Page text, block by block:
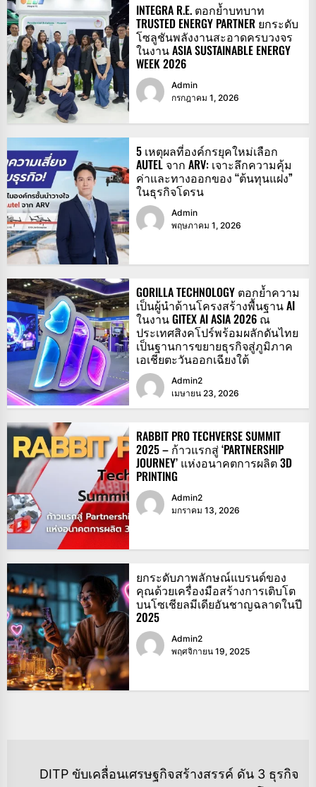
INTEGRA R.E. ตอกย้ำบทบาท
TRUSTED ENERGY PARTNER ยกระดับ
โซลูชันพลังงานสะอาดครบวงจร
ในงาน ASIA SUSTAINABLE ENERGY
WEEK 2026
Admin
กรกฎาคม 1, 2026
5 เหตุผลที่องค์กรยุคใหม่เลือก
AUTEL จาก ARV: เจาะลึกความคุ้ม
ค่าและทางออกของ “ต้นทุนแฝง”
ในธุรกิจโดรน
Admin
พฤษภาคม 1, 2026
GORILLA TECHNOLOGY ตอกย้ำความ
เป็นผู้นำด้านโครงสร้างพื้นฐาน AI
ในงาน GITEX AI ASIA 2026 ณ
ประเทศสิงคโปร์พร้อมผลักดันไทย
เป็นฐานการขยายธุรกิจสู่ภูมิภาค
เอเชียตะวันออกเฉียงใต้
Admin2
เมษายน 23, 2026
RABBIT PRO TECHVERSE SUMMIT
2025 – ก้าวแรกสู่ ‘PARTNERSHIP
JOURNEY’ แห่งอนาคตการผลิต 3D
PRINTING
Admin2
มกราคม 13, 2026
ยกระดับภาพลักษณ์แบรนด์ของ
คุณด้วยเครื่องมือสร้างการเติบโต
บนโซเชียลมีเดียอันชาญฉลาดในปี
2025
Admin2
พฤศจิกายน 19, 2025
แนะแนว
DITP ขับเคลื่อนเศรษฐกิจสร้างสรรค์ ดัน 3 ธุรกิจ